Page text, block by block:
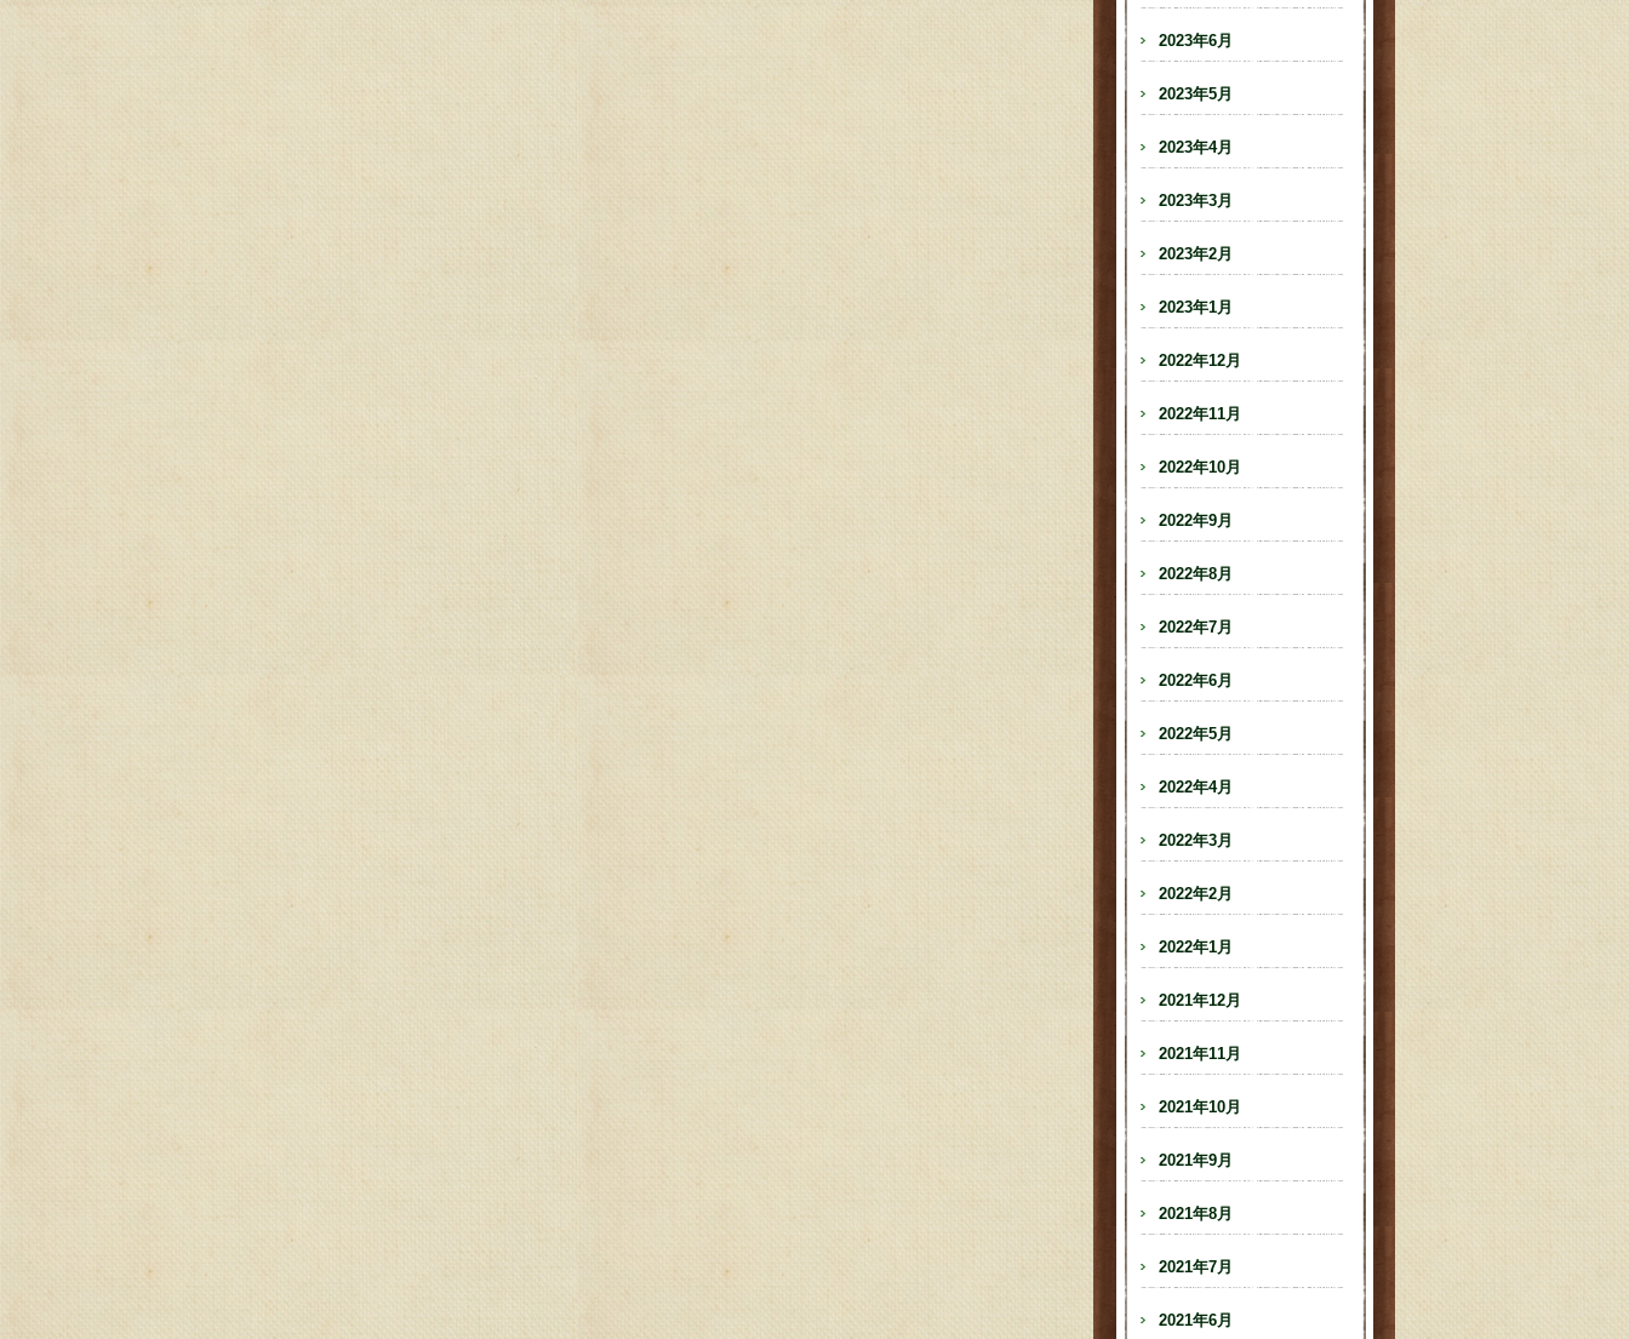
2023年6月
2023年5月
2023年4月
2023年3月
2023年2月
2023年1月
2022年12月
2022年11月
2022年10月
2022年9月
2022年8月
2022年7月
2022年6月
2022年5月
2022年4月
2022年3月
2022年2月
2022年1月
2021年12月
2021年11月
2021年10月
2021年9月
2021年8月
2021年7月
2021年6月